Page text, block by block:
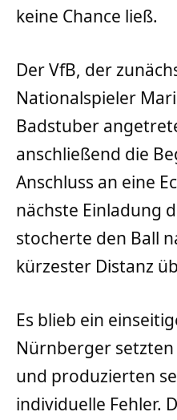
keine Chance ließ.
Der VfB, der
Nationalspieler
Badstuber
anschließend die
Anschluss an eine
nächste Einladung
stocherte den Ball
kürzester Distanz
Es blieb ein
Nürnberger
und produzierten
individuelle Fehler.